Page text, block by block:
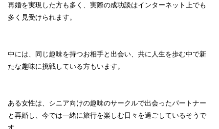
再婚を実現した方も多く、実際の成功談はインターネット上でも
多く見受けられます。
中には、同じ趣味を持つお相手と出会い、共に人生を歩む中で新
たな趣味に挑戦している方もいます。
ある女性は、シニア向けの趣味のサークルで出会ったパートナー
と再婚し、今では一緒に旅行を楽しむ日々を過ごしているそうで
す。